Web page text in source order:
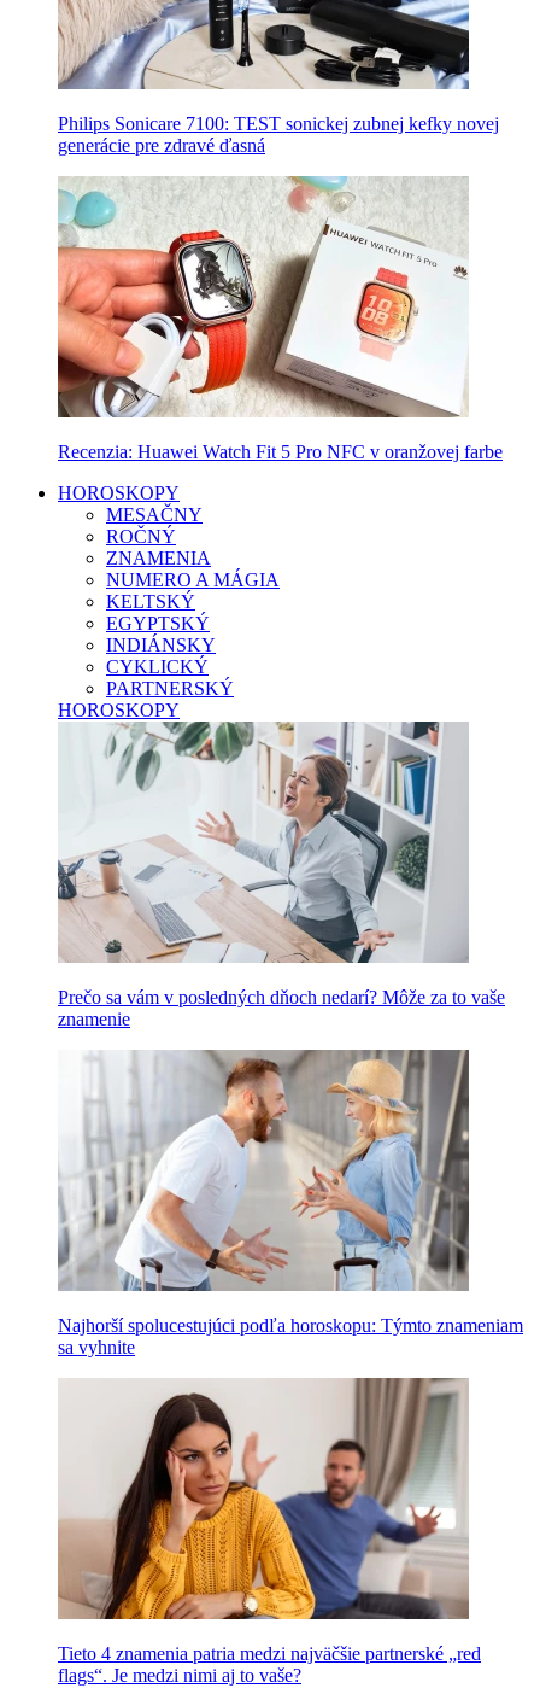
Philips Sonicare 7100: TEST sonickej zubnej kefky novej
generácie pre zdravé ďasná
Recenzia: Huawei Watch Fit 5 Pro NFC v oranžovej farbe
HOROSKOPY
MESAČNY
ROČNÝ
ZNAMENIA
NUMERO A MÁGIA
KELTSKÝ
EGYPTSKÝ
INDIÁNSKY
CYKLICKÝ
PARTNERSKÝ
HOROSKOPY
Prečo sa vám v posledných dňoch nedarí? Môže za to vaše
znamenie
Najhorší spolucestujúci podľa horoskopu: Týmto znameniam
sa vyhnite
Tieto 4 znamenia patria medzi najväčšie partnerské „red
flags“. Je medzi nimi aj to vaše?